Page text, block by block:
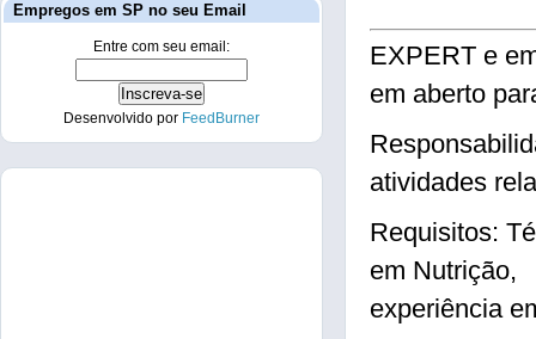
EXPERT e
em aberto
atividades
Requisitos:
em Nutrição,
experiência
Empregos em SP no seu Email
Entre com seu email:
Desenvolvido por FeedBurner